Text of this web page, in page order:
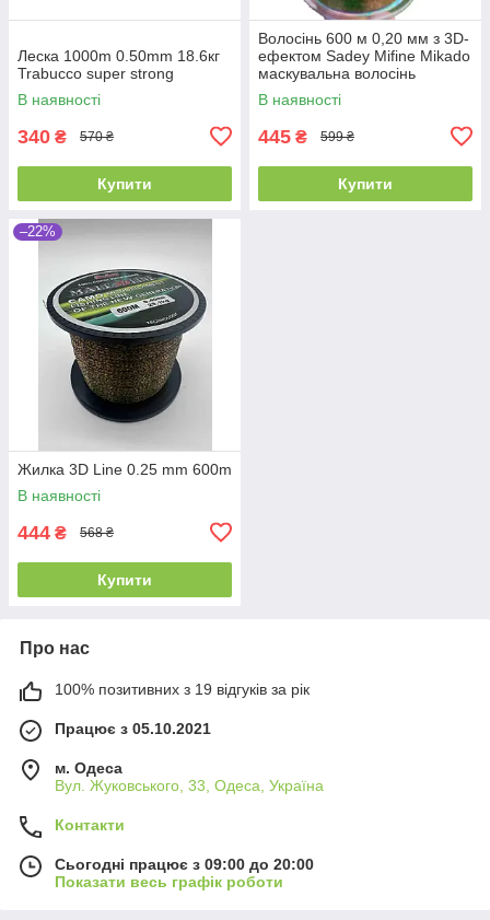
Леска 1000m 0.50mm 18.6кг
Trabucco super strong
В наявності
340 ₴ 570 ₴
Купити
Волосінь 600 м 0,20 мм з 3D-
ефектом Sadey Mifine Mikado
маскувальна волосінь
В наявності
445 ₴ 599 ₴
Купити
–22%
Жилка 3D Line 0.25 mm 600m
В наявності
444 ₴ 568 ₴
Купити
Про нас
100% позитивних з 19 відгуків за рік
Працює з 05.10.2021
м. Одеса
Вул. Жуковського, 33, Одеса, Україна
Контакти
Сьогодні працює з 09:00 до 20:00
Показати весь графік роботи